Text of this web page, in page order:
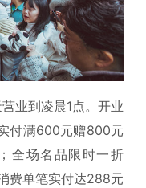
业到凌晨1点。开业
付满600元赠800元
全场名品限时一折
费单笔实付达288元